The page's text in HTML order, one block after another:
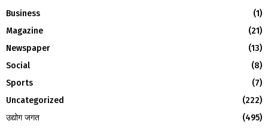
o
r
:
R
Business
(1)
Magazine
(21)
Newspaper
(13)
Social
(8)
Sports
(7)
Uncategorized
(222)
उद्योग जगत
(495)